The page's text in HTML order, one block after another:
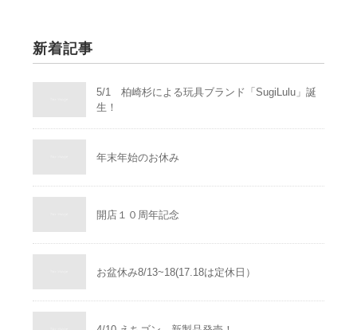
新着記事
5/1 柏崎杉による玩具ブランド「SugiLulu」誕
生！
年末年始のお休み
開店１０周年記念
お盆休み8/13~18(17.18は定休日）